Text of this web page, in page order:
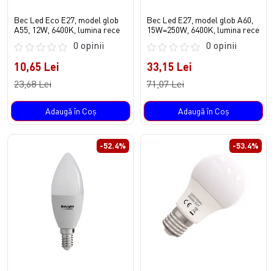
Bec Led Eco E27, model glob
A55, 12W, 6400K, lumina rece
0 opinii
10,65 Lei
23,68 Lei
Adaugă în Coş
Bec Led E27, model glob A60,
15W=250W, 6400K, lumina rece
0 opinii
33,15 Lei
71,07 Lei
Adaugă în Coş
-52.4% -53.4%